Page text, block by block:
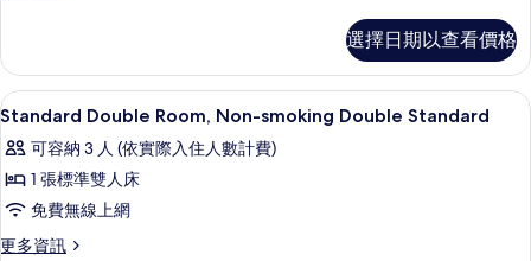
Standard
的
所
有
相
片
Room,
Non-
smoking
Standard
的
情
選擇日期以查看價格
顯
示
Standard
Double
Room,
Non-
客房內保險箱、書桌、遮光布/窗簾、
8
Standard Double Room, Non-smoking Double Standard
可容納 3 人 (依實際入住人數計費)
1 張標準雙人床
免費無線上網
更多資訊
更